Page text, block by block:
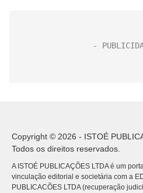
Copyright © 2026 - ISTOÉ
Todos os direitos reservados.
A ISTOÉ PUBLICAÇÕES LTDA é um
vinculação editorial e societária com a
PUBLICACÕES LTDA (recuperação